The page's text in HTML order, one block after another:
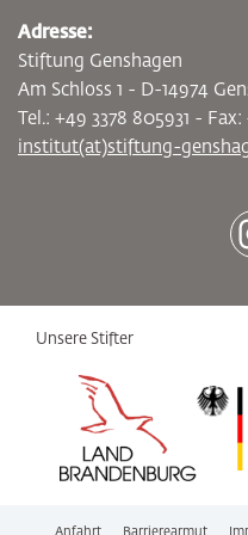
[socialLinksTitle]
Adresse:
Stiftung Genshagen
Am Schloss 1 - D-14974
Tel.: +49 3378 805931 - Fax:
institut(at)stiftung-
Unsere Stifter
Anfahrt Barrierearmut